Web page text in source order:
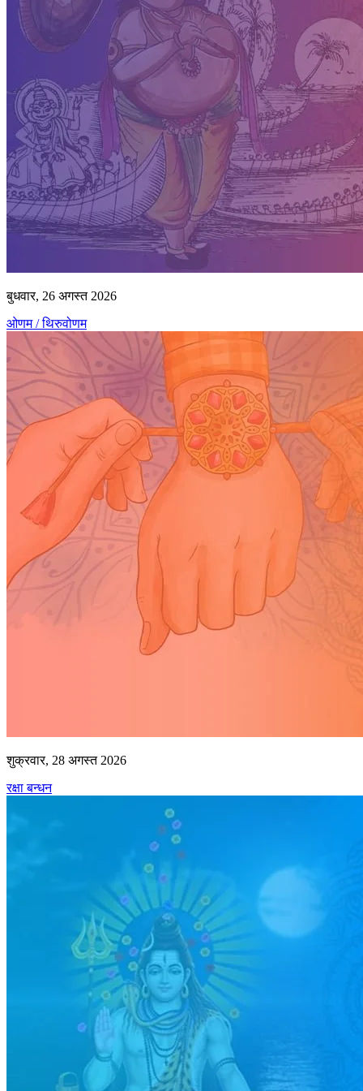
बुधवार, 26 अगस्त 2026
ओणम / थिरुवोणम
शुक्रवार, 28 अगस्त 2026
रक्षा बन्धन